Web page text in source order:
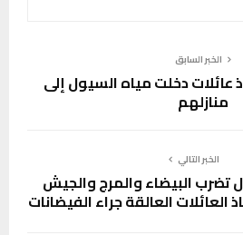
الخبر السابق
عائلات دخلت مياه السيول إلى
منازلهم
الخبر التالي
تضرب البيضاء والمرج والجيش
العائلات العالقة جراء الفيضانات